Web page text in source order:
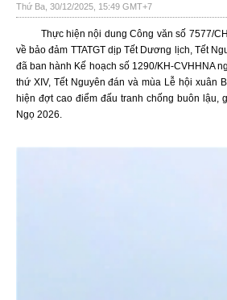
Thứ Ba, 30/12/2025, 15:49 GMT+7
Thực hiện nội dung Công văn số 7577/
về bảo đảm TTATGT dịp Tết Dương lịch, Tết
đã ban hành Kế hoạch số 1290/KH-CVHHNA
thứ XIV, Tết Nguyên đán và mùa Lễ hội xuân
hiện đợt cao điểm đấu tranh chống buôn lậu,
Ngọ 2026.